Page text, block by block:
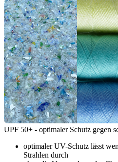
UPF 50+ - optimaler Schutz gegen
optimaler UV-Schutz lässt
Strahlen durch